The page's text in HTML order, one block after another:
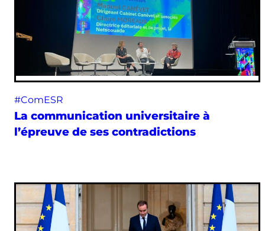
#ComESR
La communication universitaire à
l’épreuve de ses contradictions